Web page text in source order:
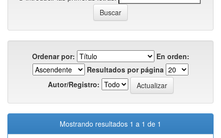
Ordenar por:
En orden:
Resultados por página
Autor/Registro:
Mostrando resultados 1 a 1 de 1